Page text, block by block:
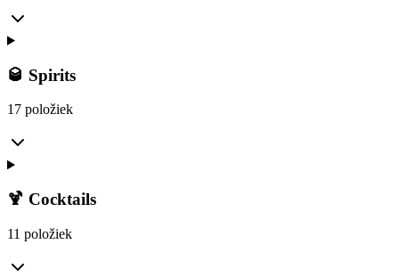
🥃 Spirits
17 položiek
🍹 Cocktails
11 položiek